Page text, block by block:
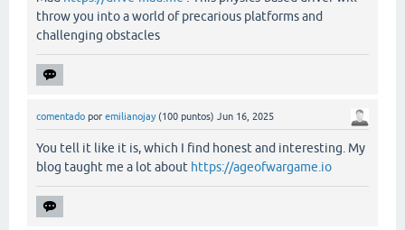
throw you into a world of precarious platforms and
challenging obstacles
comentado por emilianojay (100 puntos) Jun 16, 2025
You tell it like it is, which I find honest and interesting. My
blog taught me a lot about https://ageofwargame.io